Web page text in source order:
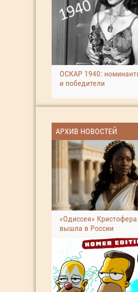
ОСКАР 1940:
и победители
АРХИВ НОВОСТЕЙ
«Одиссея»
вышла в России